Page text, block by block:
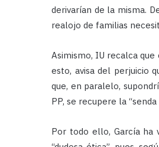
derivarían de la misma.
realojo de familias
Asimismo, IU recalca
esto, avisa del perjuicio
que, en paralelo,
PP, se recupere la
Por todo ello, García ha